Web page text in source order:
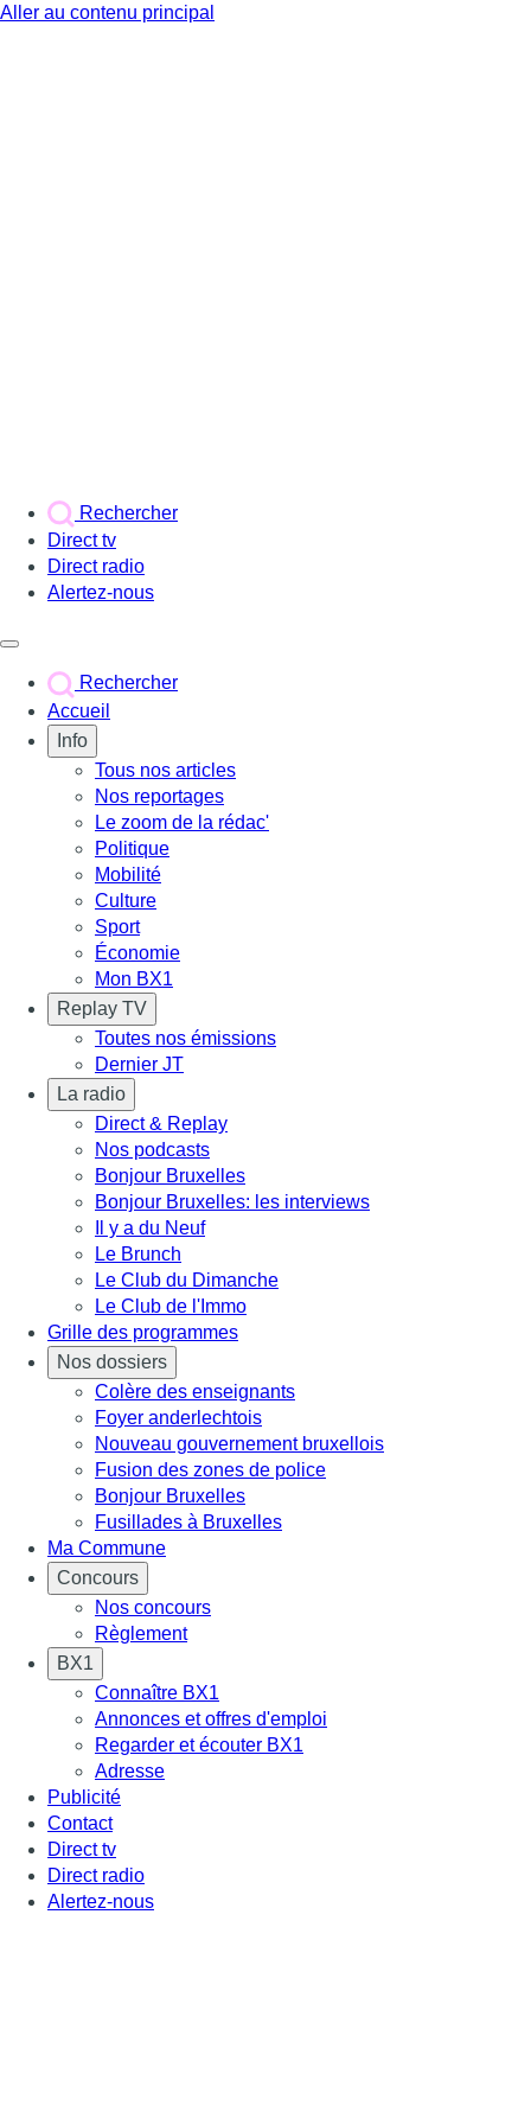
Aller au contenu principal
Rechercher
Direct tv
Direct radio
Alertez-nous
Rechercher
Accueil
Info
Tous nos articles
Nos reportages
Le zoom de la rédac'
Politique
Mobilité
Culture
Sport
Économie
Mon BX1
Replay TV
Toutes nos émissions
Dernier JT
La radio
Direct & Replay
Nos podcasts
Bonjour Bruxelles
Bonjour Bruxelles: les interviews
Il y a du Neuf
Le Brunch
Le Club du Dimanche
Le Club de l'Immo
Grille des programmes
Nos dossiers
Colère des enseignants
Foyer anderlechtois
Nouveau gouvernement bruxellois
Fusion des zones de police
Bonjour Bruxelles
Fusillades à Bruxelles
Ma Commune
Concours
Nos concours
Règlement
BX1
Connaître BX1
Annonces et offres d'emploi
Regarder et écouter BX1
Adresse
Publicité
Contact
Direct tv
Direct radio
Alertez-nous